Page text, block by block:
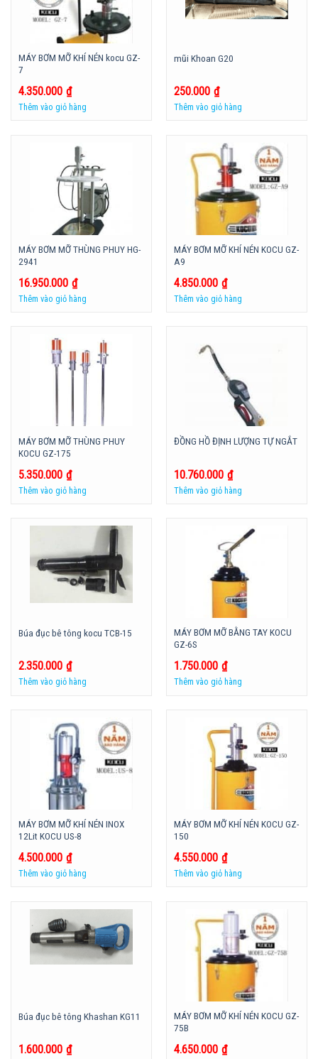
MÁY BƠM MỠ KHÍ NÉN kocu GZ-
7
4.350.000 ₫
Thêm vào giỏ hàng
mũi Khoan G20
250.000 ₫
Thêm vào giỏ hàng
MÁY BƠM MỠ THÙNG PHUY HG-
2941
16.950.000 ₫
Thêm vào giỏ hàng
MÁY BƠM MỠ KHÍ NÉN KOCU GZ-
A9
4.850.000 ₫
Thêm vào giỏ hàng
MÁY BƠM MỠ THÙNG PHUY
KOCU GZ-175
5.350.000 ₫
Thêm vào giỏ hàng
ĐỒNG HỒ ĐỊNH LƯỢNG TỰ NGẮT
10.760.000 ₫
Thêm vào giỏ hàng
Búa đục bê tông kocu TCB-15
2.350.000 ₫
Thêm vào giỏ hàng
MÁY BƠM MỠ BẰNG TAY KOCU
GZ-6S
1.750.000 ₫
Thêm vào giỏ hàng
MÁY BƠM MỠ KHÍ NÉN INOX
12Lit KOCU US-8
4.500.000 ₫
Thêm vào giỏ hàng
MÁY BƠM MỠ KHÍ NÉN KOCU GZ-
150
4.550.000 ₫
Thêm vào giỏ hàng
Búa đục bê tông Khashan KG11
1.600.000 ₫
MÁY BƠM MỠ KHÍ NÉN KOCU GZ-
75B
4.650.000 ₫